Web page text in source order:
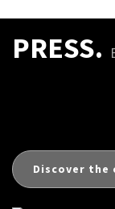
PRESS.
Discover the